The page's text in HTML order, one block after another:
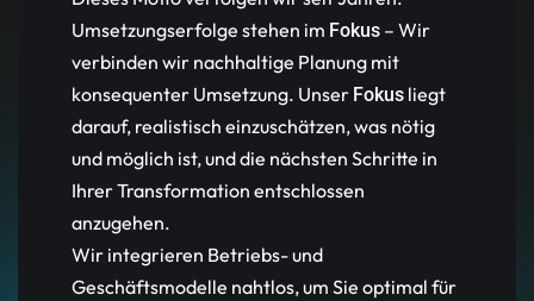
Umsetzungserfolge stehen im Fokus – Wir
verbinden wir nachhaltige Planung mit
konsequenter Umsetzung. Unser Fokus liegt
darauf, realistisch einzuschätzen, was nötig
und möglich ist, und die nächsten Schritte in
Ihrer Transformation entschlossen
anzugehen.
Wir integrieren Betriebs- und
Geschäftsmodelle nahtlos, um Sie optimal für